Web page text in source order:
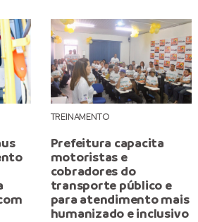
TREINAMENTO
Prefeitura capacita
motoristas e
cobradores do
transporte público e
para atendimento mais
humanizado e inclusivo